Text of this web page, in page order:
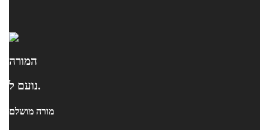
המורה
נועם ל.
מורה מושלם